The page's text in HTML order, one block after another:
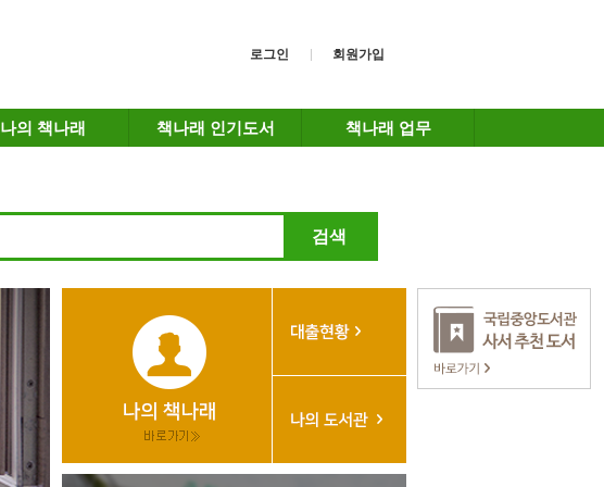
로그인 회원가입
나의 책나래 책나래 인기도서 책나래 업무
검색